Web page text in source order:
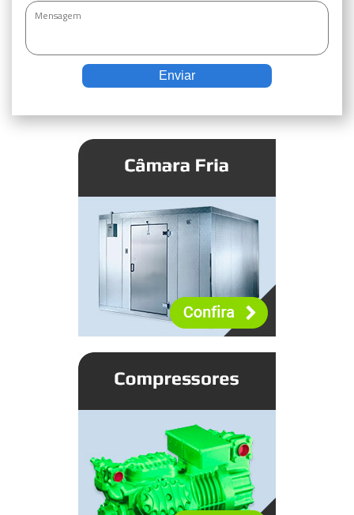
Enviar